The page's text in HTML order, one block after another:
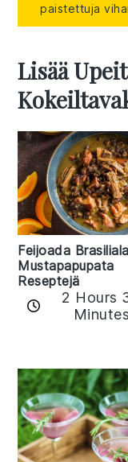
paistettuja
Lisää
Feijoada
Mustapapupata
Reseptejä
2 Hours
Minutes